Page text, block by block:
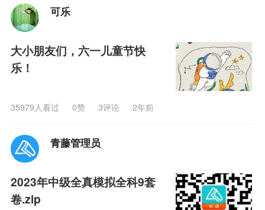
可乐
大小朋友们，六一儿童节快
乐！
35979人看过 0赞 3评论 2年前
青藤管理员
2023年中级全真模拟全科9套
卷.zip